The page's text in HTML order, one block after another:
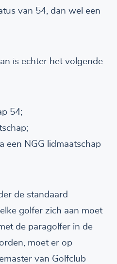
van 54, dan wel een
is echter het volgende
54;
een NGG lidmaatschap
de standaard
golfer zich aan moet
de paragolfer in de
moet er op
van Golfclub